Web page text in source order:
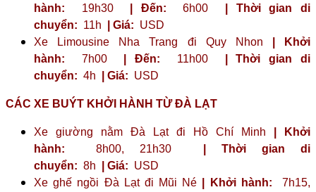
hành: 19h30 | Đến: 6h00
| Thời gian di
chuyển: 11h | Giá: USD
Xe Limousine Nha Trang đi Quy Nhon
| Khởi
hành: 7h00 | Đến: 11h00
| Thời gian di
chuyển: 4h | Giá: USD
CÁC XE BUÝT KHỞI HÀNH TỪ ĐÀ LẠT
Xe giường nằm Đà Lạt đi Hồ Chí Minh
| Khởi
hành: 8h00, 21h30
| Thời gian di
chuyển: 8h | Giá: USD
Xe ghế ngồi Đà Lạt đi Mũi Né
| Khởi hành: 7h15,